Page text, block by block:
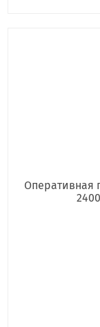
Оперативная